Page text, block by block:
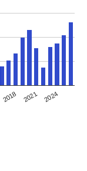
2018 2021 2024